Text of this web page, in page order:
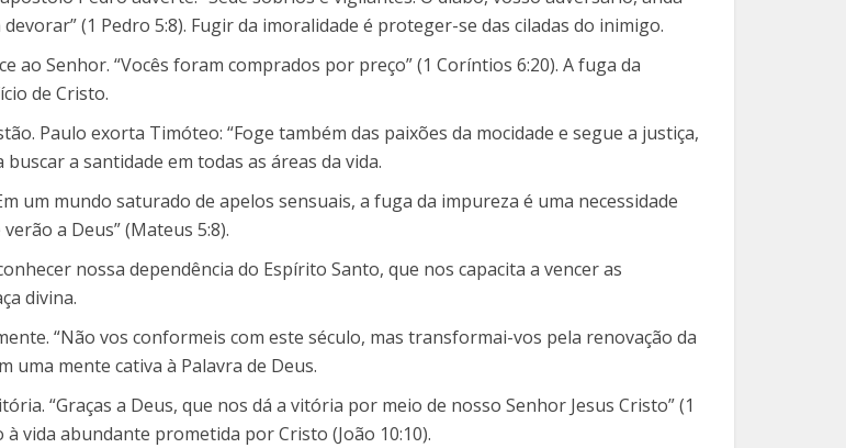
(1 Pedro 5:8). Fugir da imoralidade é proteger-se das ciladas do inimigo.
Senhor. “Vocês foram comprados por preço” (1 Coríntios 6:20). A fuga da
de Cristo.
Paulo exorta Timóteo: “Foge também das paixões da mocidade e segue a justiça,
a santidade em todas as áreas da vida.
um mundo saturado de apelos sensuais, a fuga da impureza é uma necessidade
a Deus” (Mateus 5:8).
nossa dependência do Espírito Santo, que nos capacita a vencer as
divina.
“Não vos conformeis com este século, mas transformai-vos pela renovação da
uma mente cativa à Palavra de Deus.
“Graças a Deus, que nos dá a vitória por meio de nosso Senhor Jesus Cristo” (1
vida abundante prometida por Cristo (João 10:10).